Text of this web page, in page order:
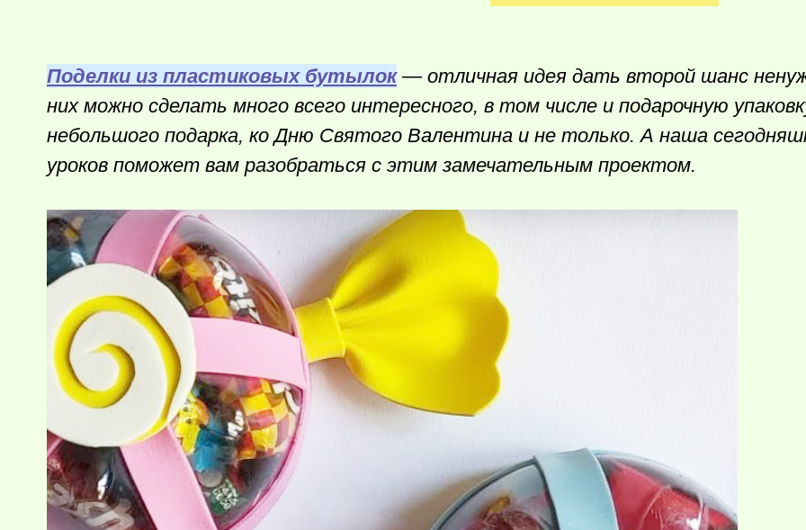
Поделки из пластиковых бутылок— отличная идея дать второй шанс
них можно сделать много всего интересного, в том числе и подарочную
небольшого подарка, ко Дню Святого Валентина и не только. А наша
уроков поможет вам разобраться с этим замечательным проектом.